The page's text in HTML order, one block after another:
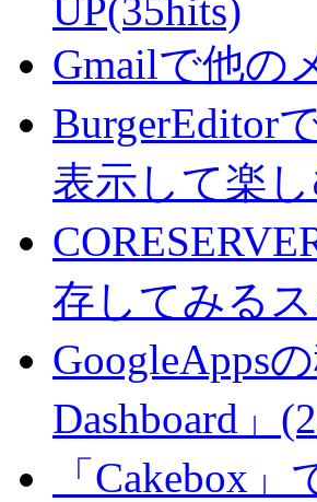
UP(35hits)
Gmailで他の
BurgerEditor
表示して楽
存してみる
GoogleApps
Dashboard」
「Cakebox